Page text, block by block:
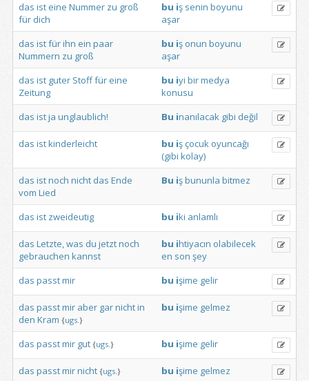
das ist eine Nummer zu groß
für dich
bu iş senin boyunu
aşar
das istfürihn ein paar
Nummern zu groß
bu iş onun boyunu
aşar
das ist guter Stofffür eine
Zeitung
bu iyi birmedya
konusu
das istja unglaublich! Bu inanılacak gibi değil
das istkinderleicht bu iş çocuk oyuncağı
(gibi kolay)
das istnoch nicht das Ende
vom Lied
Bu işbununla bitmez
das ist zweideutig bu iki anlamlı
das Letzte,was du jetztnoch
gebrauchen kannst
bu ihtiyacın olabilecek
en son şey
das passtmir bu işime gelir
das passtmir aber garnichtin
den Kram {ugs.}
bu işime gelmez
das passtmir gut {ugs.} bu işime gelir
das passtmirnicht {ugs.} bu işime gelmez